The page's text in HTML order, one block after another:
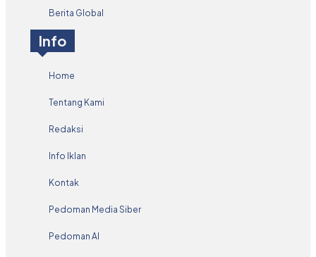
Berita Global
Info
Home
Tentang Kami
Redaksi
Info Iklan
Kontak
Pedoman Media Siber
Pedoman AI